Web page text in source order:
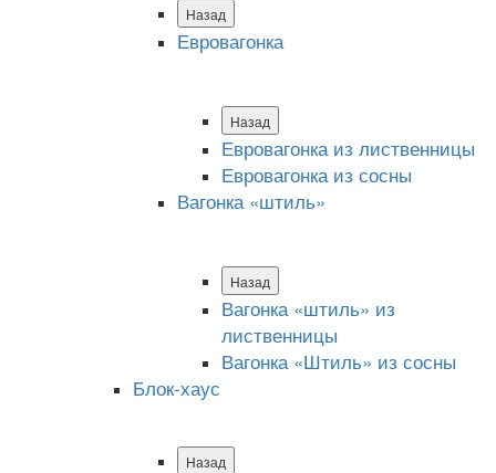
Назад
Евровагонка
Назад
Евровагонка из лиственницы
Евровагонка из сосны
Вагонка «штиль»
Назад
Вагонка «штиль» из
лиственницы
Вагонка «Штиль» из сосны
Блок-хаус
Назад